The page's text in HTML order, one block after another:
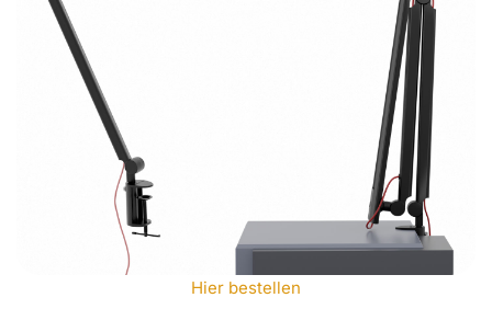
Hier bestellen